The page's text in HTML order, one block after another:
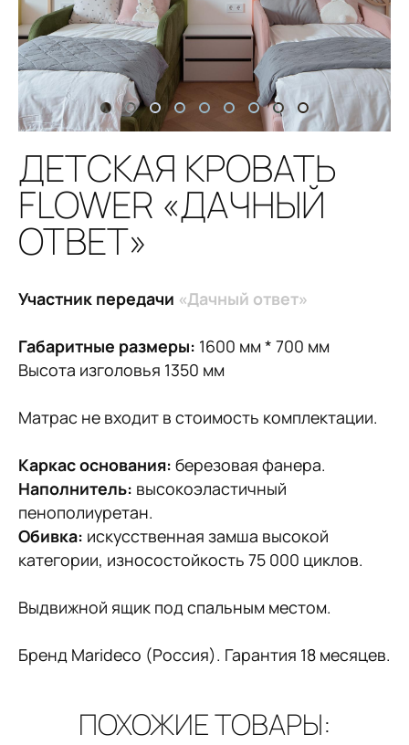
ДЕТСКАЯ КРОВАТЬ
FLOWER «ДАЧНЫЙ
ОТВЕТ»
Участник передачи «Дачный ответ»
Габаритные размеры: 1600 мм * 700 мм
Высота изголовья 1350 мм
Матрас не входит в стоимость комплектации.
Каркас основания: березовая фанера.
Наполнитель: высокоэластичный
пенополиуретан.
Обивка: искусственная замша высокой
категории, износостойкость 75 000 циклов.
Выдвижной ящик под спальным местом.
Бренд Marideco (Россия). Гарантия 18 месяцев.
ПОХОЖИЕ ТОВАРЫ: